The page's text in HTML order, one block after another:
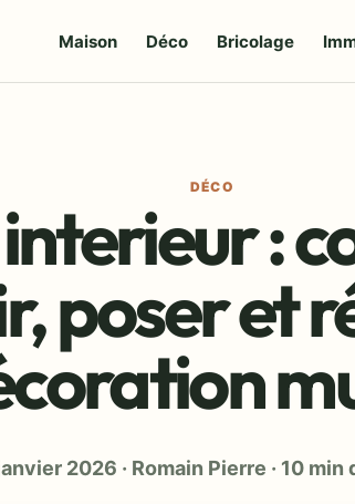
Maison Déco Bricolage
DÉCO
:
poser et
2026 · Romain Pierre · 10 min